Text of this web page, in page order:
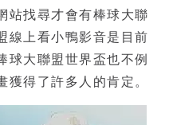
站找尋才會有棒球大聯
線上看小鴨影音是目前
球大聯盟世界盃也不例
獲得了許多人的肯定。